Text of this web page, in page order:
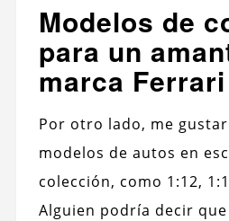
Modelos de
para un
marca Ferrari
Por otro lado, me
modelos de autos en
colección, como 1:12,
Alguien podría decir